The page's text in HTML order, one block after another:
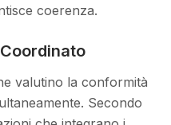
coerenza.
valutino la conformità
Secondo